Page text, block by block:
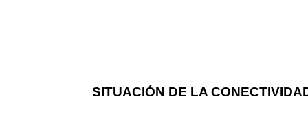
SITUACIÓN DE LA